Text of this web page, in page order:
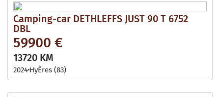
Camping-car DETHLEFFS JUST 90 T 6752
DBL
59900 €
13720 KM
2024 HyÈres (83)